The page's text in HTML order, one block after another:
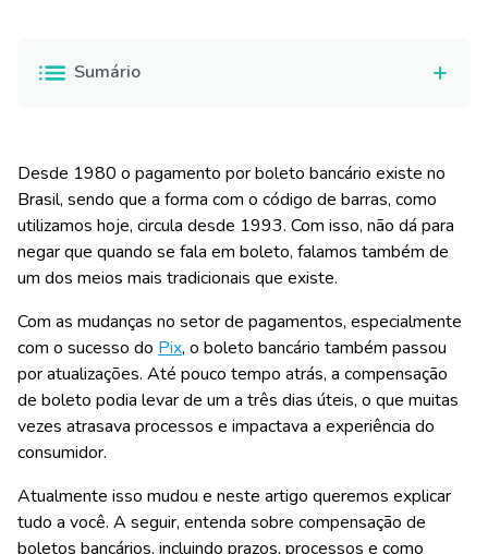
Sumário
Desde 1980 o pagamento por boleto bancário existe no
Brasil, sendo que a forma com o código de barras, como
utilizamos hoje, circula desde 1993. Com isso, não dá para
negar que quando se fala em boleto, falamos também de
um dos meios mais tradicionais que existe.
Com as mudanças no setor de pagamentos, especialmente
com o sucesso do Pix, o boleto bancário também passou
por atualizações. Até pouco tempo atrás, a compensação
de boleto podia levar de um a três dias úteis, o que muitas
vezes atrasava processos e impactava a experiência do
consumidor.
Atualmente isso mudou e neste artigo queremos explicar
tudo a você. A seguir, entenda sobre compensação de
boletos bancários, incluindo prazos, processos e como